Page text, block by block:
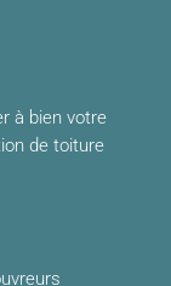
à bien votre
de toiture